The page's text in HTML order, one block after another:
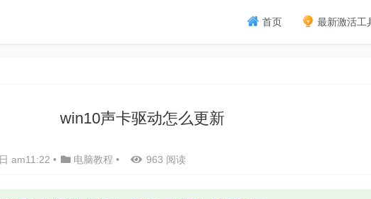
首页 最新激活工
win10声卡驱动怎么更新
am11:22 • 电脑教程 • 963 阅读